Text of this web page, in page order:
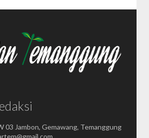
03 Jambon, Gemawang, Temanggung